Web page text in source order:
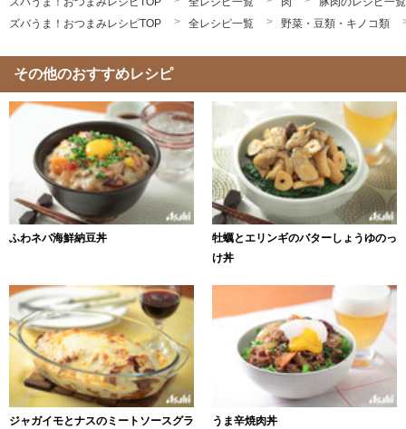
ズバうま！おつまみレシピTOP
全レシピ一覧 野菜・豆類・キノコ類
その他のおすすめレシピ
ふわネバ海鮮納豆丼
牡蠣とエリンギのバターしょうゆのっ
け丼
ジャガイモとナスのミートソースグラ
うま辛焼肉丼